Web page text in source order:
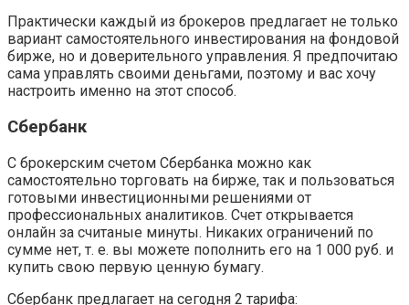
Практически каждый из брокеров предлагает не только
вариант самостоятельного инвестирования на фондовой
бирже, но и доверительного управления. Я предпочитаю
сама управлять своими деньгами, поэтому и вас хочу
настроить именно на этот способ.
Сбербанк
С брокерским счетом Сбербанка можно как
самостоятельно торговать на бирже, так и пользоваться
готовыми инвестиционными решениями от
профессиональных аналитиков. Счет открывается
онлайн за считаные минуты. Никаких ограничений по
сумме нет, т. е. вы можете пополнить его на 1 000 руб. и
купить свою первую ценную бумагу.
Сбербанк предлагает на сегодня 2 тарифа: